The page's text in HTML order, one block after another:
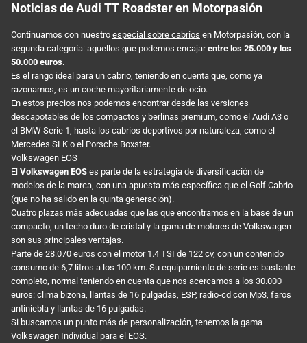
Noticias de Audi TT Roadster en Motorpasión
Continuamos con nuestro especial sobre cabrios en Motorpasión, con la
segunda categoría: aquellos que podemos encajarentre los 25.000 y los
50.000 euros.
Es el rango ideal para un cabrio, teniendo en cuenta que, como ya
razonamos, es un coche mayoritariamente de ocio.
En estos precios nos podemos encontrar desde las versiones
descapotables de los compactos y berlinas premium, como el Audi A3 o
el BMW Serie 1, hasta los cabrios deportivos por naturaleza, como el
Mercedes SLK o el Porsche Boxster.
Volkswagen EOS
El Volkswagen EOS es parte de la estrategia de diversificación de
modelos de la marca, con una apuesta más específica que el Golf Cabrio
(que no ha salido en la quinta generación).
Cuatro plazas más adecuadas que las que encontramos en la base de un
compacto, un techo duro de cristal y la gama de motores de Volkswagen
son sus principales ventajas.
Parte de 28.070 euros con el motor 1.4 TSI de 122 cv, con un contenido
consumo de 6,7 litros a los 100 km. Su equipamiento de serie es bastante
completo, normal teniendo en cuenta que nos acercamos a los 30.000
euros: clima bizona, llantas de 16 pulgadas, ESP, radio-cd con Mp3, faros
antiniebla y llantas de 16 pulgadas.
Si buscamos un punto más de personalización, tenemos la gama
Volkswagen Individual para el EOS.